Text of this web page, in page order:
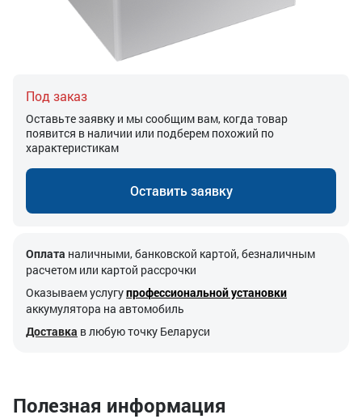
Под заказ
Оставьте заявку и мы сообщим вам, когда товар
появится в наличии или подберем похожий по
характеристикам
Оставить заявку
Оплата наличными, банковской картой, безналичным
расчетом или картой рассрочки
Оказываем услугупрофессиональной установки
аккумулятора на автомобиль
Доставка в любую точку Беларуси
Полезная информация